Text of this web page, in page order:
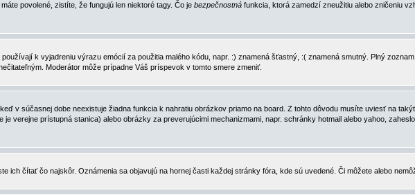
povolené, zistíte, že fungujú len niektoré tagy. Čo je bezpečnostná funkcia, ktorá zamedzí zneužitiu alebo zničeniu
k vyjadreniu výrazu emócií za použitia malého kódu, napr. :) znamená šťastný, :( znamená smutný. Plný
Moderátor môže prípadne Váš príspevok v tomto smere zmeniť.
v súčasnej dobe neexistuje žiadna funkcia k nahratiu obrázkov priamo na board. Z tohto dôvodu musíte uviesť na
verejne prístupná stanica) alebo obrázky za preverujúcimi mechanizmami, napr. schránky hotmail alebo yahoo,
ich čítať čo najskôr. Oznámenia sa objavujú na hornej časti každej stránky fóra, kde sú uvedené. Či môžete alebo